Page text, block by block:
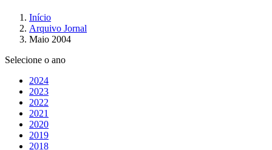
Início
Arquivo Jornal
Maio 2004
Selecione o ano
2024
2023
2022
2021
2020
2019
2018